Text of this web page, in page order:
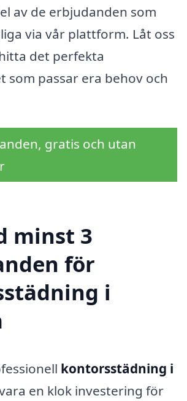
av de erbjudanden som
via vår plattform. Låt oss
det perfekta
som passar era behov och
gratis och utan
minst 3
för
i
kontorsstädning i
en klok investering för